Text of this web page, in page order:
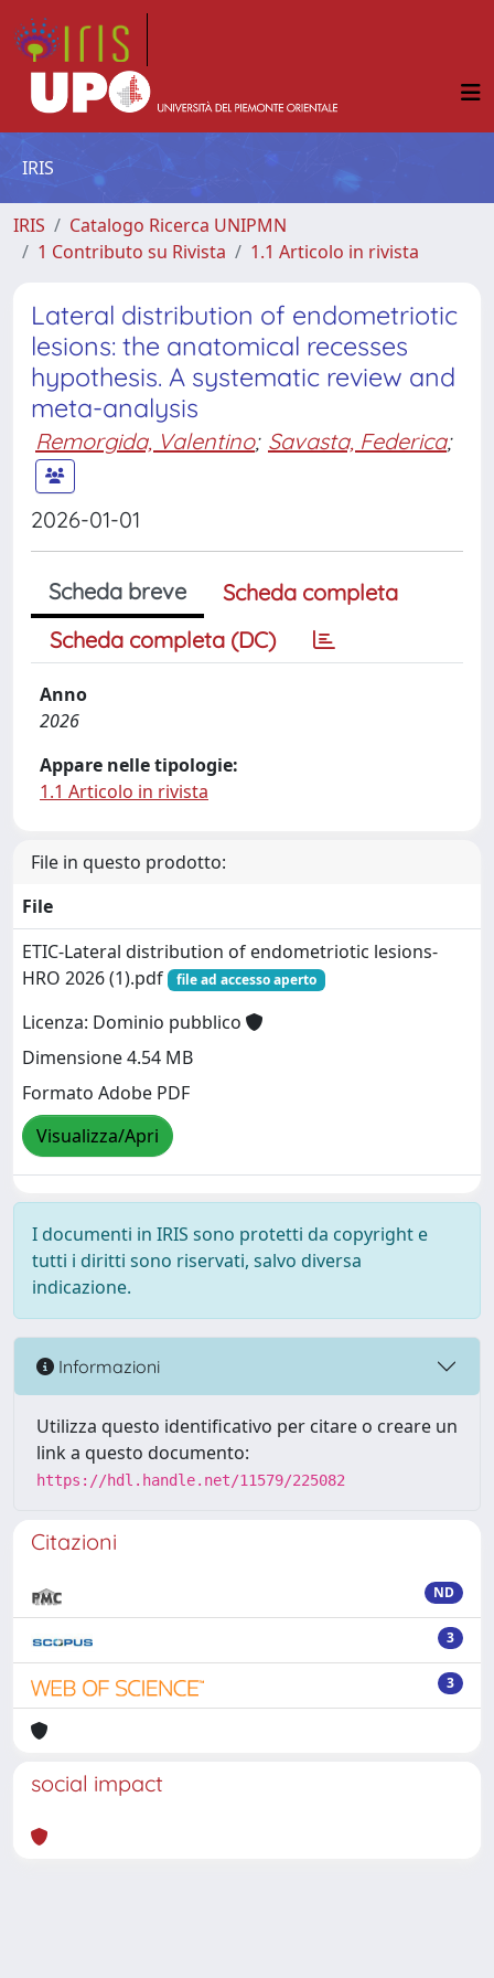
IRIS
IRIS
Catalogo Ricerca UNIPMN
1 Contributo su Rivista
1.1 Articolo in rivista
Lateral distribution of endometriotic
lesions: the anatomical recesses
hypothesis. A systematic review and
meta-analysis
Remorgida, Valentino; Savasta, Federica;
2026-01-01
Scheda breve
Scheda completa
Scheda completa (DC)
Anno
2026
Appare nelle tipologie:
1.1 Articolo in rivista
File in questo prodotto:
File
ETIC-Lateral distribution of endometriotic lesions-
HRO 2026 (1).pdf
file ad accesso aperto
Licenza: Dominio pubblico
Dimensione 4.54 MB
Formato Adobe PDF
Visualizza/Apri
I documenti in IRIS sono protetti da copyright e
tutti i diritti sono riservati, salvo diversa
indicazione.
Informazioni
Utilizza questo identificativo per citare o creare un
link a questo documento:
https://hdl.handle.net/11579/225082
Citazioni
ND
3
3
social impact